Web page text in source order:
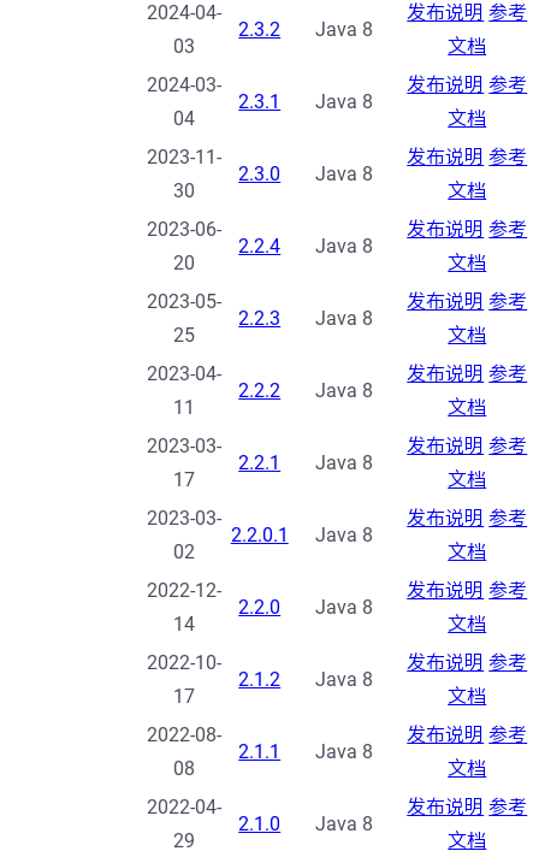
2024-04-
03
2.3.2 Java 8
发布说明 参考
文档
2024-03-
04
2.3.1 Java 8
发布说明 参考
文档
2023-11-
30
2.3.0 Java 8
发布说明 参考
文档
2023-06-
20
2.2.4 Java 8
发布说明 参考
文档
2023-05-
25
2.2.3 Java 8
发布说明 参考
文档
2023-04-
11
2.2.2 Java 8
发布说明 参考
文档
2023-03-
17
2.2.1 Java 8
发布说明 参考
文档
2023-03-
02
2.2.0.1 Java 8
发布说明 参考
文档
2022-12-
14
2.2.0 Java 8
发布说明 参考
文档
2022-10-
17
2.1.2 Java 8
发布说明 参考
文档
2022-08-
08
2.1.1 Java 8
发布说明 参考
文档
2022-04-
29
2.1.0 Java 8
发布说明 参考
文档